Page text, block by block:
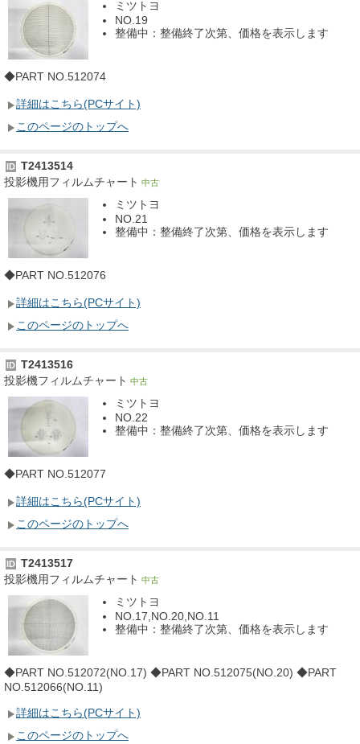
ミツトヨ
NO.19
整備中：整備終了次第、価格を表示します
◆PART NO.512074
詳細はこちら(PCサイト)
このページのトップへ
ID T2413514
投影機用フィルムチャート 中古
ミツトヨ
NO.21
整備中：整備終了次第、価格を表示します
◆PART NO.512076
詳細はこちら(PCサイト)
このページのトップへ
ID T2413516
投影機フィルムチャート 中古
ミツトヨ
NO.22
整備中：整備終了次第、価格を表示します
◆PART NO.512077
詳細はこちら(PCサイト)
このページのトップへ
ID T2413517
投影機用フィルムチャート 中古
ミツトヨ
NO.17,NO.20,NO.11
整備中：整備終了次第、価格を表示します
◆PART NO.512072(NO.17) ◆PART NO.512075(NO.20) ◆PART
NO.512066(NO.11)
詳細はこちら(PCサイト)
このページのトップへ